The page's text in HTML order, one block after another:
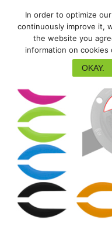
In order to optimize
continuously improve it,
the website you
information on
OKAY.